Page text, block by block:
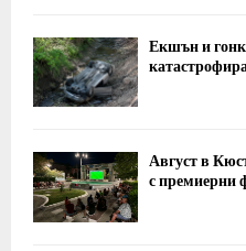
Екшън и
Август в
с премиерни